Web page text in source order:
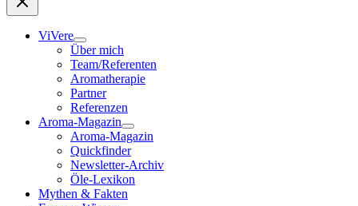
ViVere
Über mich
Team/Referenten
Aromatherapie
Partner
Referenzen
Aroma-Magazin
Aroma-Magazin
Quickfinder
Newsletter-Archiv
Öle-Lexikon
Mythen & Fakten